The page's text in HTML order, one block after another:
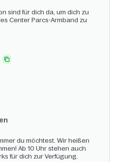
sind für dich da, um dich zu
Center Parcs-Armband zu
du möchtest. Wir heißen
Ab 10 Uhr stehen auch
für dich zur Verfügung.